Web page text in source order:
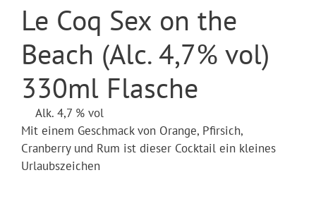
Le Coq Sex on the
Beach (Alc. 4,7% vol)
330ml Flasche
Alk. 4,7 % vol
Mit einem Geschmack von Orange, Pfirsich,
Cranberry und Rum ist dieser Cocktail ein kleines
Urlaubszeichen